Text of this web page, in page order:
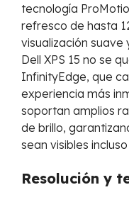
tecnología
refresco de hasta
visualización suave
Dell XPS 15 no se
InfinityEdge, que
experiencia más
soportan amplios
de brillo,
sean visibles
Resolución y